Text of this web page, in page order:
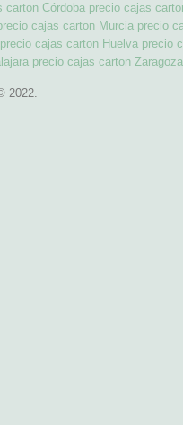
carton Córdoba precio cajas
cajas carton Murcia precio
precio cajas carton Huelva precio
precio cajas carton Zaragoza
2022.